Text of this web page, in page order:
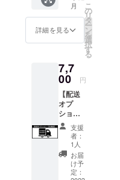
という
ことを
理解し
た上
で、道
法を
守って
安全に
乗りま
す」 上
記2点に
ついて
同意し
ます。
↑ ↑ ↑ ↑
↑ ↑ ↑ ↑
ンバー
プレー
ト登録
と、自
賠責保
入し、
実行者
へ確認
写真を
送付し
ます」
「当電
動キッ
クボー
ドは、
原動機
付自転
す。
※ 下記
の文章
をお読
みいた
ご理解
の上、
ご同意
される
場合
は、下
記の文
章を
【備考
欄】 へ
コピー
＆ペー
付1種）
となり
ます。
※ 【備
考欄】
がない
と支援
ができ
ませ
ん。ま
た製品
をお送
りする
ことが
できま
せん。
個人情
支援い
ただけ
る方
へ、下
記を必
みくだ
さい＞
MANTI
S10
PLUSは
公道仕
様の電
動キッ
クボー
ドで
す。法
律上、
必要な
原動機
付自転
車販売
証明書
PDF形
式でご
登録の
メール
アドレ
ス宛に
お送り
いたし
ます。
＝＝＝
＝＝ ＜
MANTI
す。配
送オプ
ション
を必ず
ご購入
い。
レッド/
オフ
ロード
タイヤ
：1台
撥水
バッグ
：1個
レンチ
セッ
ト：1個
台】 販
売予定
価格
￥219,9
90（税
→
￥175,9
92（税
込・送
料込）
※発送先
が北海
道・沖
縄県・
離島に
なる場
合は、
月
詳細を見る
こ
の
リ
タ
ー
ン
を
選
択
す
る
7,7
00 円
【配送
オプ
ショ
ン】北
海道・
追加送
料 「北
海道」
のお客
支援
者：
1人
お届
け予
定：